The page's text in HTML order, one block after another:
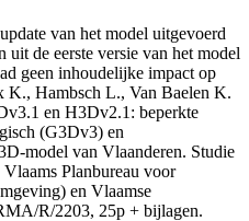
van het model uitgevoerd
uit de eerste versie van het model
geen inhoudelijke impact op
K., Hambsch L., Van Baelen K.
en H3Dv2.1: beperkte
(G3Dv3) en
model van Vlaanderen. Studie
Planbureau voor
en Vlaamse
R/2203, 25p + bijlagen.